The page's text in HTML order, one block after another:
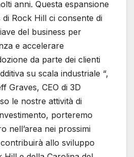
anni. Questa espansione
Rock Hill ci consente di
del business per
e accelerare
da parte dei clienti
su scala industriale “,
Graves, CEO di 3D
le nostre attività di
porteremo
nell’area nei prossimi
allo sviluppo